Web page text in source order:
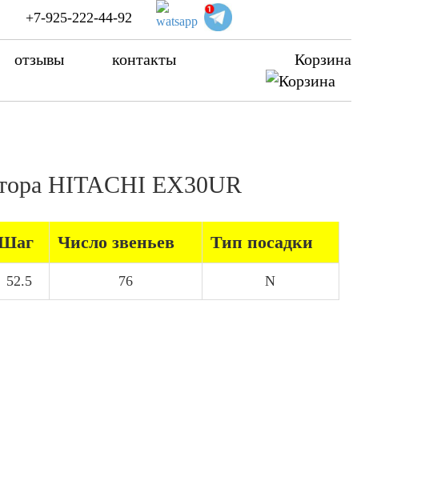
+7-925-222-44-92
отзывы контакты Корзина
HITACHI EX30UR
Число звеньев Тип посадки
52.5 76 N